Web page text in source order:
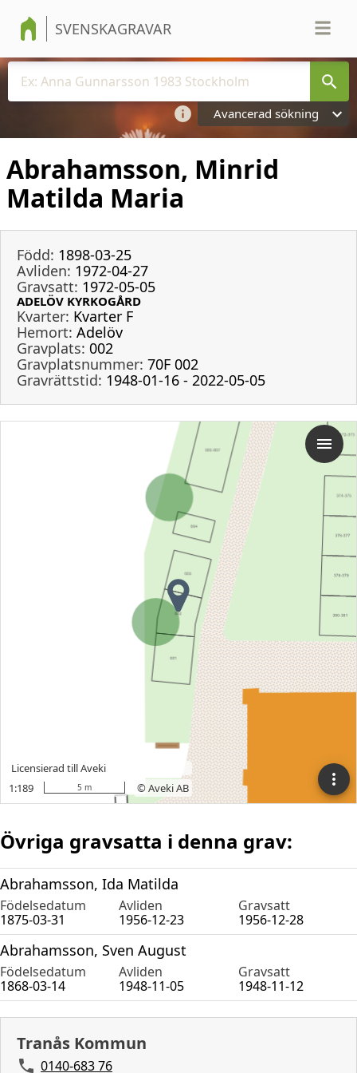
SVENSKAGRAVAR
Avancerad sökning
Abrahamsson, Minrid
Matilda Maria
Född: 1898-03-25
Avliden: 1972-04-27
Gravsatt: 1972-05-05
ADELÖV KYRKOGÅRD
Kvarter: Kvarter F
Hemort: Adelöv
Gravplats: 002
Gravplatsnummer: 70F 002
Gravrättstid: 1948-01-16 - 2022-05-05
Övriga gravsatta i denna grav:
Abrahamsson, Ida Matilda
Födelsedatum Avliden
Gravsatt
1875-03-31
1956-12-23 1956-12-28
Abrahamsson, Sven August
Födelsedatum Avliden
Gravsatt
1868-03-14
1948-11-05 1948-11-12
Tranås Kommun
0140-683 76